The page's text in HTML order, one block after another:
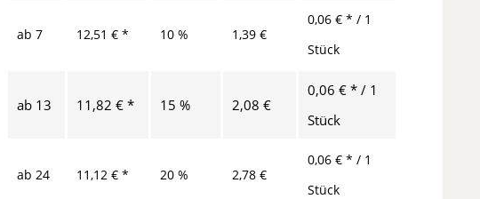
ab7 12,51 € * 10 % 1,39 €
0,06 € * / 1
Stück
ab 13 11,82 € * 15 % 2,08 €
0,06 € * / 1
Stück
ab24 11,12 € * 20 % 2,78 €
0,06 € * / 1
Stück